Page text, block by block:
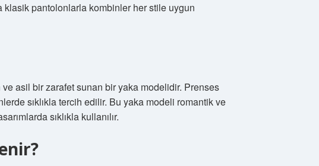
klasik pantolonlarla kombinler her stile uygun
asil bir zarafet sunan bir yaka modelidir. Prenses
sıklıkla tercih edilir. Bu yaka modeli romantik ve
sıklıkla kullanılır.